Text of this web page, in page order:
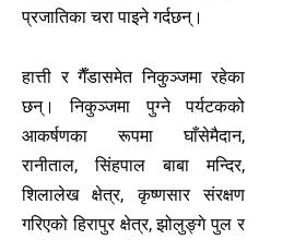
प्रजातिका चरा पाइने गर्दछन्।
हात्ती र गैँडासमेत निकुञ्‍जमा रहेका
छन्। निकुञ्‍जमा पुग्ने पर्यटकको
आकर्षणका रूपमा घाँसेमैदान,
रानीताल, सिंहपाल बाबा मन्दिर,
शिलालेख क्षेत्र, कृष्णसार संरक्षण
गरिएको हिरापुर क्षेत्र, झोलुङ्‍गे पुल र